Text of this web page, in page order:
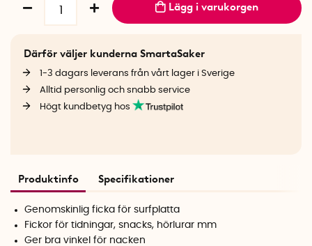
Lägg i varukorgen
Därför väljer kunderna SmartaSaker
1-3 dagars leverans från vårt lager i Sverige
Alltid personlig och snabb service
Högt kundbetyg hos
Produktinfo Specifikationer
Genomskinlig ficka för surfplatta
Fickor för tidningar, snacks, hörlurar mm
Ger bra vinkel för nacken